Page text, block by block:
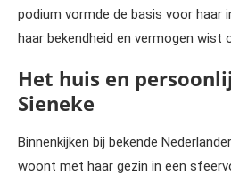
podium vormde de basis voor haar
haar bekendheid en vermogen wist
Het huis en
Sieneke
Binnenkijken bij bekende
woont met haar gezin in een